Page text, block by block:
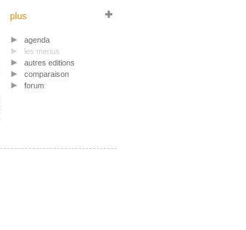
plus
agenda
les menus
autres editions
comparaison
forum